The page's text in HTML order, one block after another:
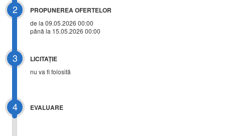
2 PROPUNEREA OFERTELOR
de la 09.05.2026 00:00
până la 15.05.2026 00:00
3 LICITAŢIE
nu va fi folosită
4 EVALUARE